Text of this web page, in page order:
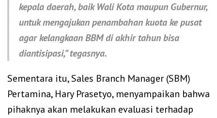
kepala daerah, baik Wali Kota maupun Gubernur,
untuk mengajukan penambahan kuota ke pusat
agar kelangkaan BBM di akhir tahun bisa
diantisipasi,” tegasnya.
Sementara itu, Sales Branch Manager (SBM)
Pertamina, Hary Prasetyo, menyampaikan bahwa
pihaknya akan melakukan evaluasi terhadap